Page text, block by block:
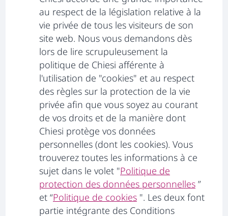
au respect de la législation relative à la
vie privée de tous les visiteurs de son
site web. Nous vous demandons dès
lors de lire scrupuleusement la
politique de Chiesi afférente à
l'utilisation de "cookies" et au respect
des règles sur la protection de la vie
privée afin que vous soyez au courant
de vos droits et de la manière dont
Chiesi protège vos données
personnelles (dont les cookies). Vous
trouverez toutes les informations à ce
sujet dans le volet "Politique de
protection des données personnelles ”
et “Politique de cookies s’ouvre dans un
". Les deux font
partie intégrante des Conditions